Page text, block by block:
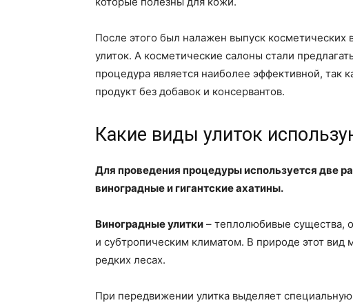
После этого был налажен выпуск косметических
улиток. А косметические салоны стали
процедура является наиболее эффективной, так
продукт без добавок и консервантов.
Какие виды улиток
Для проведения процедуры используется две
виноградные и гигантские ахатины.
Виноградные улитки – теплолюбивые существа,
и субтропическим климатом. В природе этот вид
редких лесах.
При передвижении улитка выделяет